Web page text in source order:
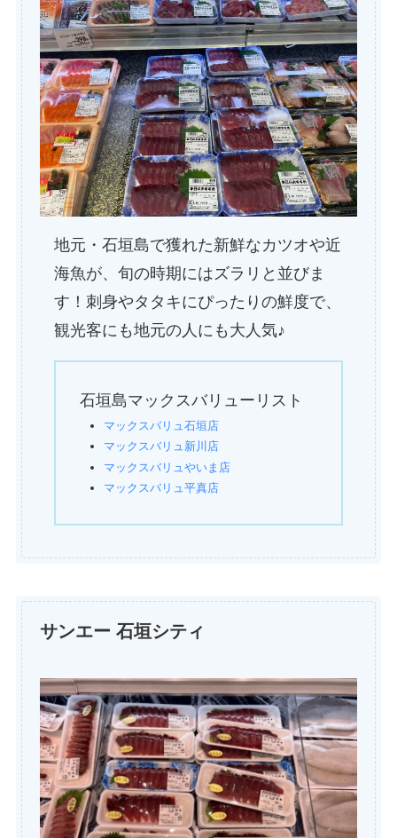
地元・石垣島で獲れた新鮮なカツオや近
海魚が、旬の時期にはズラリと並びま
す！刺身やタタキにぴったりの鮮度で、
観光客にも地元の人にも大人気♪
石垣島マックスバリューリスト
マックスバリュ石垣店
マックスバリュ新川店
マックスバリュやいま店
マックスバリュ平真店
サンエー 石垣シティ